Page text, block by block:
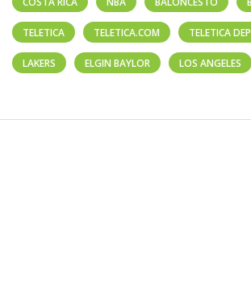
TELETICA TELETICA.COM TELETICA
LAKERS ELGIN BAYLOR LOS ANGELES